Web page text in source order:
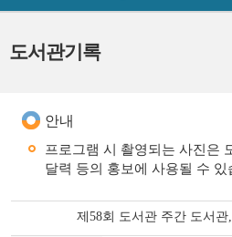
도서관기록
안내
프로그램 시 촬영되는 사진은
달력 등의 홍보에 사용될 수 있
제58회 도서관 주간 도서